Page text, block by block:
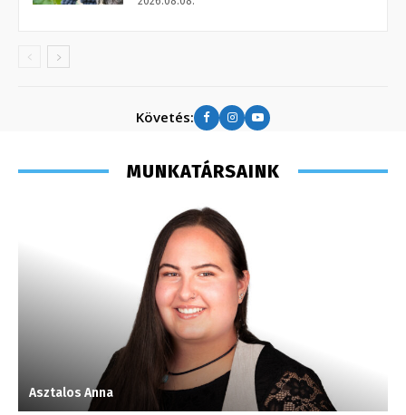
Követés:
MUNKATÁRSAINK
Asztalos Anna